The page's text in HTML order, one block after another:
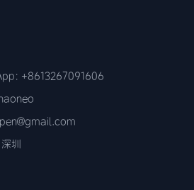
+8613267091606
圳